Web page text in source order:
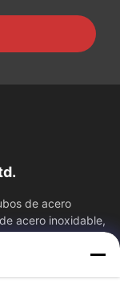
de acero
acero inoxidable,